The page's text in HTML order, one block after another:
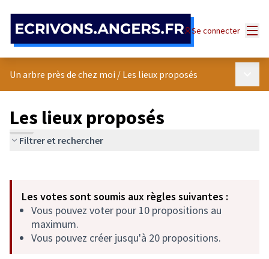
Se connecter
Un arbre près de chez moi / Les lieux proposés
Les lieux proposés
Filtrer et rechercher
−
Les votes sont soumis aux règles suivantes :
Vous pouvez voter pour 10 propositions au
maximum.
Vous pouvez créer jusqu'à 20 propositions.